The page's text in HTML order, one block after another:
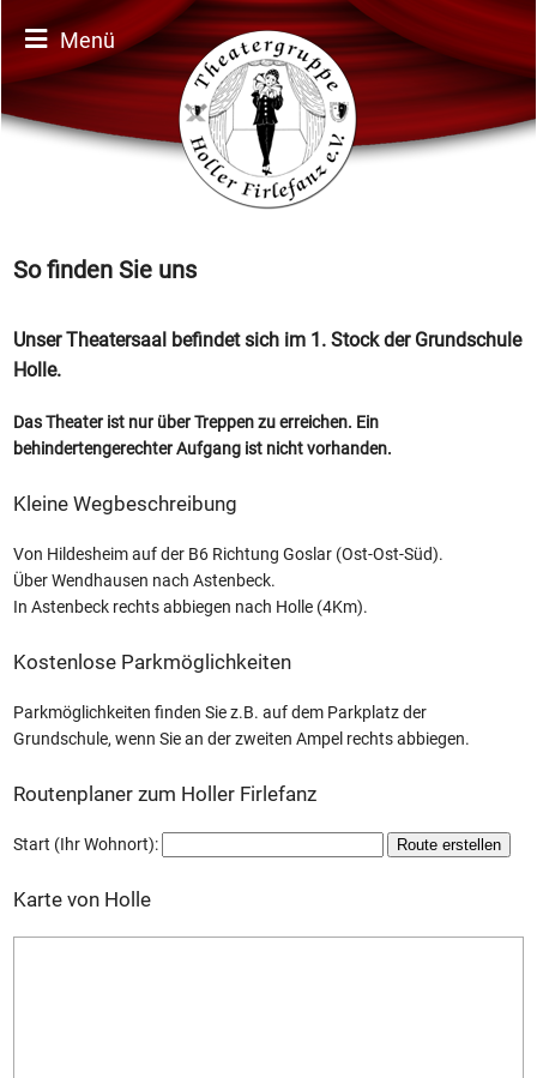
Menü
So finden Sie uns
Unser Theatersaal befindet sich im 1. Stock der Grundschule
Holle.
Das Theater ist nur über Treppen zu erreichen. Ein
behindertengerechter Aufgang ist nicht vorhanden.
Kleine Wegbeschreibung
Von Hildesheim auf der B6 Richtung Goslar (Ost-Ost-Süd).
Über Wendhausen nach Astenbeck.
In Astenbeck rechts abbiegen nach Holle (4Km).
Kostenlose Parkmöglichkeiten
Parkmöglichkeiten finden Sie z.B. auf dem Parkplatz der
Grundschule, wenn Sie an der zweiten Ampel rechts abbiegen.
Routenplaner zum Holler Firlefanz
Start (Ihr Wohnort):
Karte von Holle